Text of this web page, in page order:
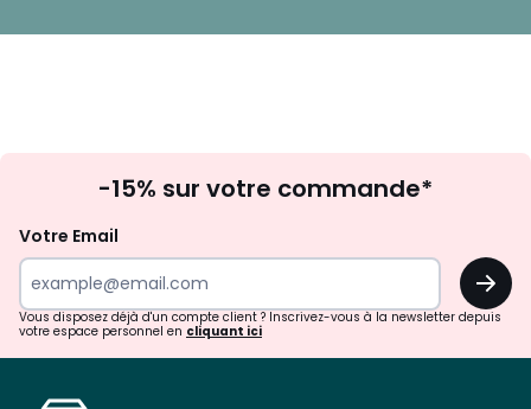
à
newsletter
-15% sur votre commande*
Votre Email
OK
Vous disposez déjà d'un compte client ? Inscrivez-vous à la newsletter depuis
votre espace personnel en cliquant ici